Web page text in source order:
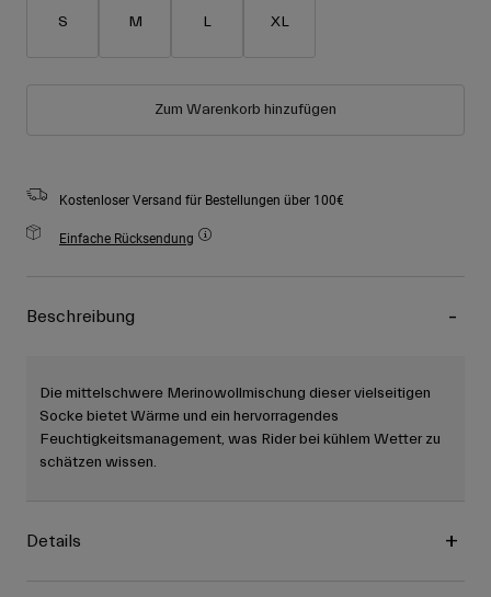
Ski Race
S M L XL
Zum Warenkorb hinzufügen
Kostenloser Versand für Bestellungen über 100€
Einfache Rücksendung
Beschreibung
Die mittelschwere Merinowollmischung dieser vielseitigen
Socke bietet Wärme und ein hervorragendes
Feuchtigkeitsmanagement, was Rider bei kühlem Wetter zu
schätzen wissen.
Details